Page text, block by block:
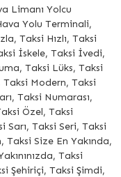
Limanı Yolcu
Yolu Terminali,
Taksi Hızlı, Taksi
İskele, Taksi İvedi,
Taksi Lüks, Taksi
Modern, Taksi
Taksi Numarası,
Özel, Taksi
Sarı, Taksi Seri, Taksi
Taksi Size En Yakında,
Taksi
Şehiriçi, Taksi Şimdi,